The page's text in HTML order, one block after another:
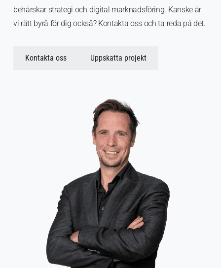
behärskar strategi och digital marknadsföring. Kanske är
vi rätt byrå för dig också? Kontakta oss och ta reda på det.
Kontakta oss Uppskatta projekt